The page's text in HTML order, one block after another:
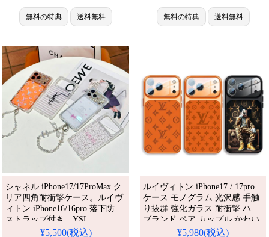
ス ブランド おしゃれ アイフォ
ンケース iPhone 17 ケース
無料の特典 送料無料
ト 人気 おすすめ iPhone 17 プロ
/ プラス ケース
無料の特典 送料無料
シャネル iPhone17/17ProMax ク
リア四角耐衝撃ケース。ルイヴ
ィトン iPhone16/16pro 落下防止
ストラップ付き。YSL
iPhone15/15pro ブランド女子可
¥5,500(税込)
ルイヴィトン iPhone17 / 17pro
ケース モノグラム 光沢感 手触
り抜群 強化ガラス 耐衝撃 ハイ
ブランド ペア カップル かわい
い iPhone16/16promaxスマホケ
¥5,980(税込)